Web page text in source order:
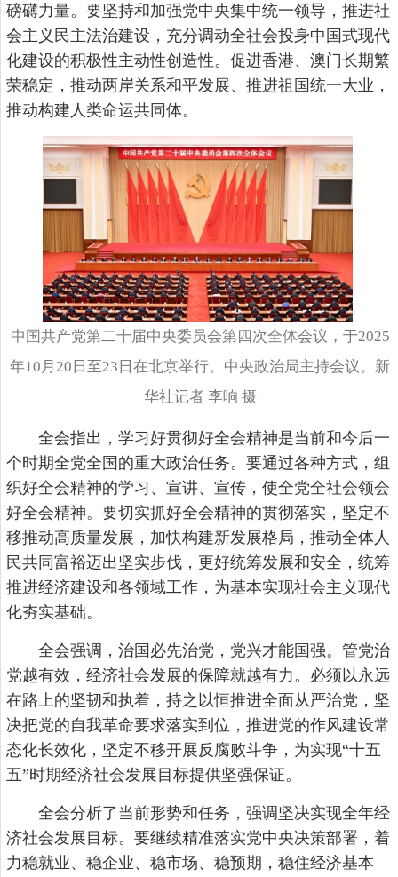
磅礴力量。要坚持和加强党中央集中统一领导，推进社
会主义民主法治建设，充分调动全社会投身中国式现代
化建设的积极性主动性创造性。促进香港、澳门长期繁
荣稳定，推动两岸关系和平发展、推进祖国统一大业，
推动构建人类命运共同体。
中国共产党第二十届中央委员会第四次全体会议，于2025
年10月20日至23日在北京举行。中央政治局主持会议。新
华社记者 李响 摄
全会指出，学习好贯彻好全会精神是当前和今后一
个时期全党全国的重大政治任务。要通过各种方式，组
织好全会精神的学习、宣讲、宣传，使全党全社会领会
好全会精神。要切实抓好全会精神的贯彻落实，坚定不
移推动高质量发展，加快构建新发展格局，推动全体人
民共同富裕迈出坚实步伐，更好统筹发展和安全，统筹
推进经济建设和各领域工作，为基本实现社会主义现代
化夯实基础。
全会强调，治国必先治党，党兴才能国强。管党治
党越有效，经济社会发展的保障就越有力。必须以永远
在路上的坚韧和执着，持之以恒推进全面从严治党，坚
决把党的自我革命要求落实到位，推进党的作风建设常
态化长效化，坚定不移开展反腐败斗争，为实现“十五
五”时期经济社会发展目标提供坚强保证。
全会分析了当前形势和任务，强调坚决实现全年经
济社会发展目标。要继续精准落实党中央决策部署，着
力稳就业、稳企业、稳市场、稳预期，稳住经济基本